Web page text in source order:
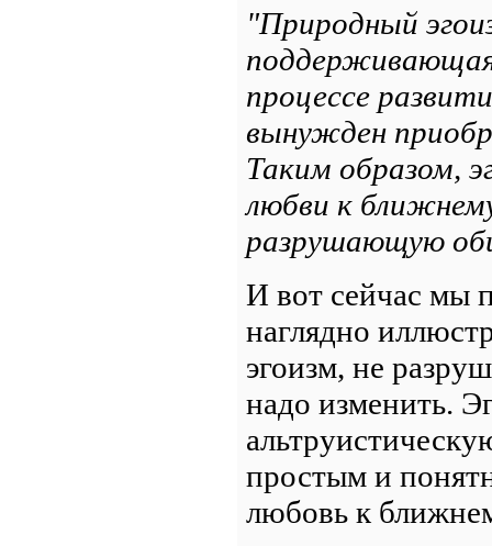
"Природный
процессе
вынужден
Таким образом,
любви к
разрушающую
И вот сейчас мы
наглядно
эгоизм, не
надо изменить.
простым и
любовь к